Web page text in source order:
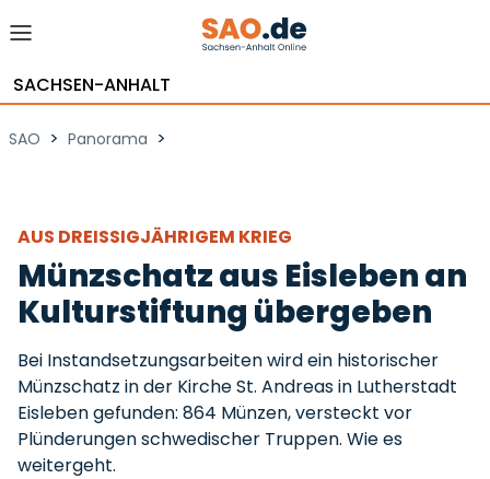
SACHSEN-ANHALT
SAO > Panorama >
AUS DREISSIGJÄHRIGEM KRIEG
Münzschatz aus Eisleben an
Kulturstiftung übergeben
Bei Instandsetzungsarbeiten wird ein historischer
Münzschatz in der Kirche St. Andreas in Lutherstadt
Eisleben gefunden: 864 Münzen, versteckt vor
Plünderungen schwedischer Truppen. Wie es
weitergeht.